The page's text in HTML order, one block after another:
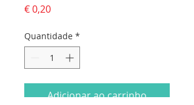
€ 0,20Preço
Quantidade *
Adicionar ao carrinho